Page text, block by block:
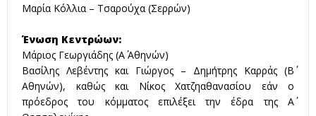
Μαρία Κόλλια – Τσαρούχα (Σερρών)
Ένωση Κεντρώων:
Μάριος Γεωργιάδης (Α΄ Αθηνών)
Βασίλης Λεβέντης και Γιώργος – Δημήτρης Καρράς (Β΄
Αθηνών), καθώς και Νίκος Χατζηαθανασίου εάν ο
πρόεδρος του κόμματος επιλέξει την έδρα της Α΄